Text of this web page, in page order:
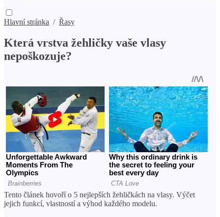
Hlavní stránka / Řasy
Která vrstva žehličky vaše vlasy
nepoškozuje?
Tento článek hovoří o 5 nejlepších žehličkách na vlasy. Výčet
jejich funkcí, vlastností a výhod každého modelu.